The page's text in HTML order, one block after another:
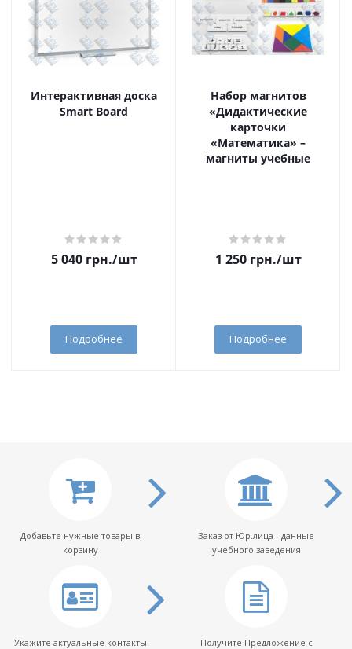
Интерактивная доска
Smart Board
5 040грн./шт
Подробнее
Набор магнитов
«Дидактические
карточки
«Математика» –
магниты учебные
1 250грн./шт
Подробнее
Добавьте нужные товары в
корзину
Заказ от Юр.лица - данные
учебного заведения
Укажите актуальные контакты
Получите Предложение с